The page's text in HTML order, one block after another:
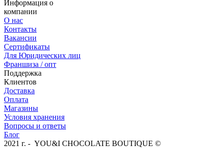
Информация о
компании
О нас
Контакты
Вакансии
Сертификаты
Для Юридических лиц
Франшиза / опт
Поддержка
Клиентов
Доставка
Оплата
Магазины
Условия хранения
Вопросы и ответы
Блог
2021 г. - YOU&I CHOCOLATE BOUTIQUE ©